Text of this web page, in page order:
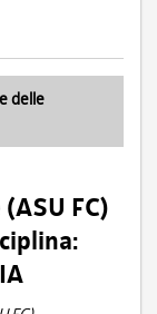
delle
FC)